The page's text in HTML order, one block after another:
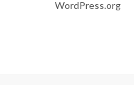
WordPress.org